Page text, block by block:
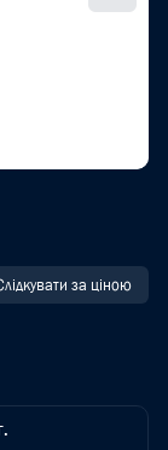
за ціною